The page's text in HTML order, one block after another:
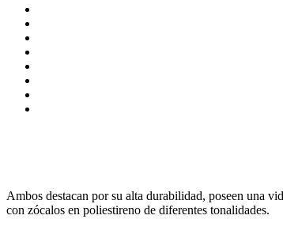
Ambos destacan por su alta durabilidad, poseen una
con zócalos en poliestireno de diferentes tonalidades.